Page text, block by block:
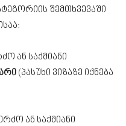
შემთხვევაში
ან საქმიანი
(პასუხი ვიზაზე იქნება
ან საქმიანი